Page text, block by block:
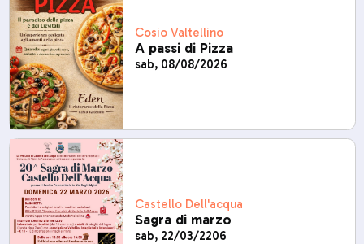
Cosio Valtellino
A passi di Pizza
sab, 08/08/2026
Castello Dell'acqua
Sagra di marzo
sab, 22/03/2206